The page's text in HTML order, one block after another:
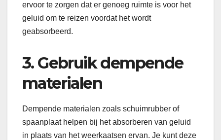
ervoor te zorgen dat er genoeg ruimte is voor het
geluid om te reizen voordat het wordt
geabsorbeerd.
3. Gebruik dempende
materialen
Dempende materialen zoals schuimrubber of
spaanplaat helpen bij het absorberen van geluid
in plaats van het weerkaatsen ervan. Je kunt deze